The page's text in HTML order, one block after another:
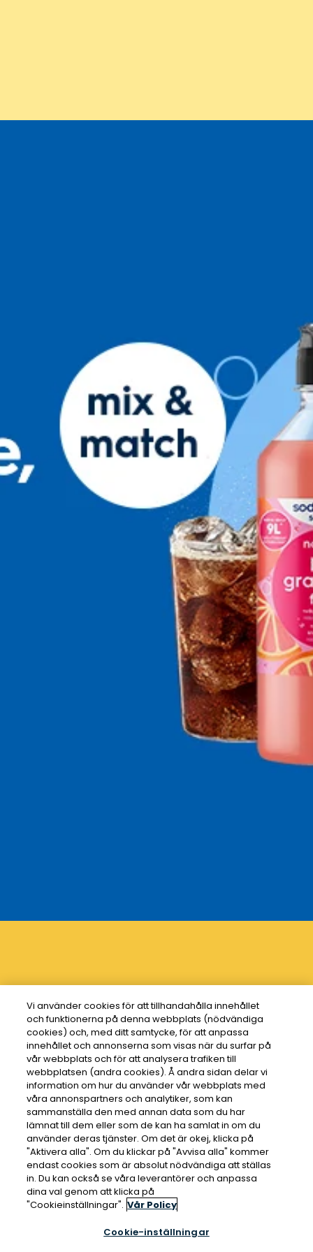
Vi använder cookies för att tillhandahålla innehållet
och funktionerna på denna webbplats (nödvändiga
cookies) och, med ditt samtycke, för att anpassa
innehållet och annonserna som visas när du surfar på
vår webbplats och för att analysera trafiken till
webbplatsen (andra cookies). Å andra sidan delar vi
information om hur du använder vår webbplats med
våra annonspartners och analytiker, som kan
sammanställa den med annan data som du har
lämnat till dem eller som de kan ha samlat in om du
använder deras tjänster. Om det är okej, klicka på
"Aktivera alla". Om du klickar på "Avvisa alla" kommer
endast cookies som är absolut nödvändiga att ställas
in. Du kan också se våra leverantörer och anpassa
dina val genom att klicka på
"Cookieinställningar". Vår Policy
Cookie-inställningar